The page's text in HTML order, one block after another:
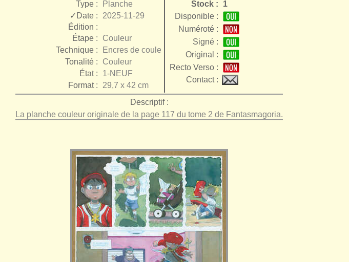
Type :
Planche
✓Date :
2025-11-29
Édition :
Étape :
Couleur
Technique :
Encres de couleur
Tonalité :
Couleur
État :
1-NEUF
Format :
29,7 x 42 cm
Stock :
1
Disponible :
Numéroté :
Signé :
Original :
Recto Verso :
Contact :
Descriptif :
La planche couleur originale de la page 117 du tome 2 de Fantasmagoria.